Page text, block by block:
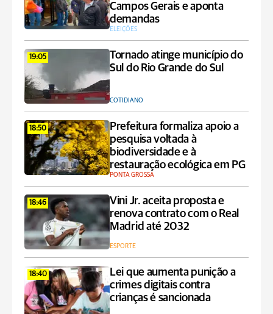
Campos Gerais e aponta
demandas
ELEIÇÕES
19:05
Tornado atinge município do
Sul do Rio Grande do Sul
COTIDIANO
18:50
Prefeitura formaliza apoio a
pesquisa voltada à
biodiversidade e à
restauração ecológica em PG
PONTA GROSSA
18:46
Vini Jr. aceita proposta e
renova contrato com o Real
Madrid até 2032
ESPORTE
18:40
Lei que aumenta punição a
crimes digitais contra
crianças é sancionada